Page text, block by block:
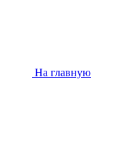
На главную